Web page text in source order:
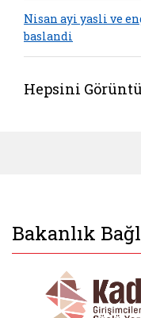
Nisan ayi yasli ve
baslandi
Hepsini
Bakanlık